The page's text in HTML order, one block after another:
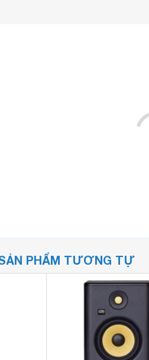
PHẨM TƯƠNG TỰ